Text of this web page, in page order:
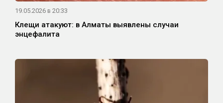
19.05.2026 в 20:33
Клещи атакуют: в Алматы выявлены случаи
энцефалита